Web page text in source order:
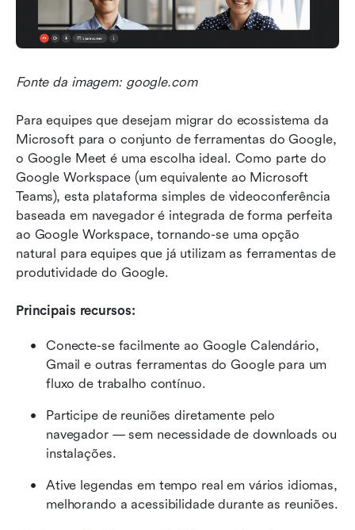
Fonte da imagem: google.com
Para equipes que desejam migrar do ecossistema da
Microsoft para o conjunto de ferramentas do Google,
o Google Meet é uma escolha ideal. Como parte do
Google Workspace (um equivalente ao Microsoft
Teams), esta plataforma simples de videoconferência
baseada em navegador é integrada de forma perfeita
ao Google Workspace, tornando-se uma opção
natural para equipes que já utilizam as ferramentas de
produtividade do Google.
Principais recursos:
Conecte-se facilmente ao Google Calendário,
Gmail e outras ferramentas do Google para um
fluxo de trabalho contínuo.
Participe de reuniões diretamente pelo
navegador — sem necessidade de downloads ou
instalações.
Ative legendas em tempo real em vários idiomas,
melhorando a acessibilidade durante as reuniões.